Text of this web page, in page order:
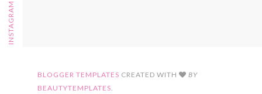
FOLLOW ON INSTAGRAM BLOGGER TEMPLATES CREATED WITH
BY
BEAUTYTEMPLATES.